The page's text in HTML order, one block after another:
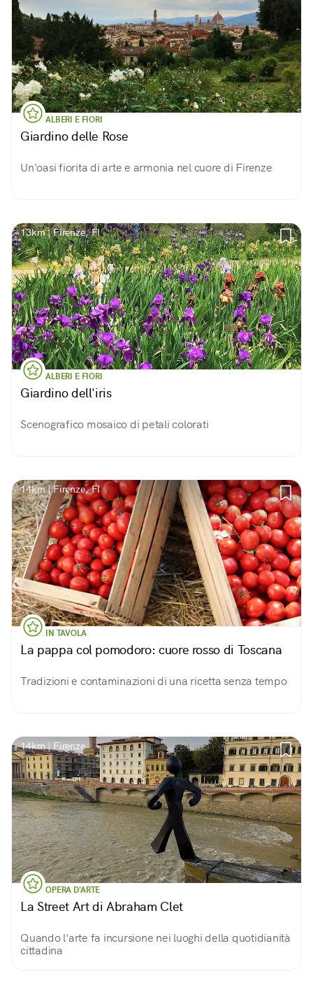
ALBERI E FIORI
Giardino delle Rose
Un'oasi fiorita di arte e armonia nel cuore di Firenze
13km | Firenze, FI
ALBERI E FIORI
Giardino dell'iris
Scenografico mosaico di petali colorati
14km | Firenze, FI
IN TAVOLA
La pappa col pomodoro: cuore rosso di Toscana
Tradizioni e contaminazioni di una ricetta senza tempo
14km | Firenze
OPERA D'ARTE
La Street Art di Abraham Clet
Quando l'arte fa incursione nei luoghi della quotidianità
cittadina